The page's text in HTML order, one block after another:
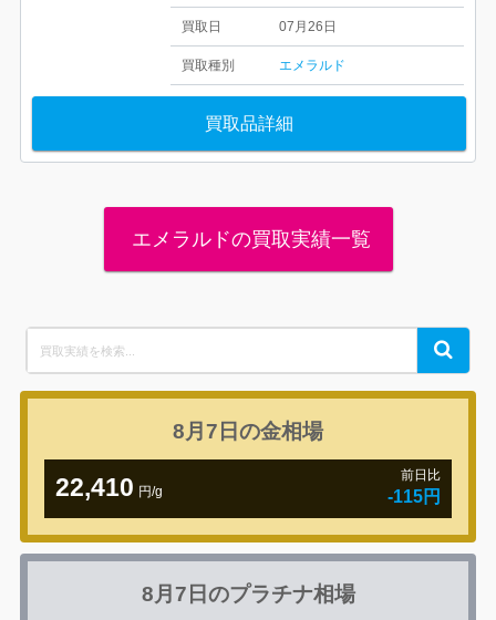
買取日 07月26日
買取種別 エメラルド
買取品詳細
エメラルドの買取実績一覧
for:
Search
8月7日の金相場
22,410 円/g
前日比
-115円
8月7日のプラチナ相場